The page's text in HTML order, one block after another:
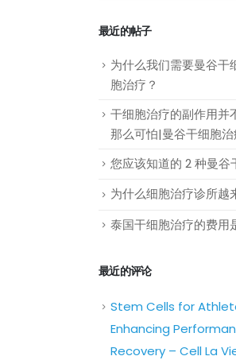
最近的帖子
为什么我们需要曼谷干
胞治疗？
干细胞治疗的副作用并
那么可怕|曼谷干细胞
您应该知道的 2 种曼谷
为什么细胞治疗诊所越
泰国干细胞治疗的费用
最近的评论
Stem Cells for
Enhancing
Recovery – Cell La